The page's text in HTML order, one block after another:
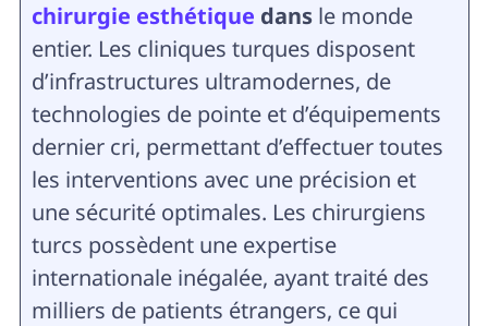
chirurgie esthétique dans le monde
entier. Les cliniques turques disposent
d’infrastructures ultramodernes, de
technologies de pointe et d’équipements
dernier cri, permettant d’effectuer toutes
les interventions avec une précision et
une sécurité optimales. Les chirurgiens
turcs possèdent une expertise
internationale inégalée, ayant traité des
milliers de patients étrangers, ce qui